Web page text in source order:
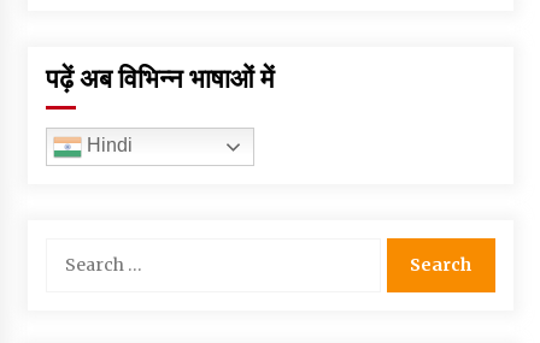
पढ़ें अब विभिन्न भाषाओं में
Hindi
for: